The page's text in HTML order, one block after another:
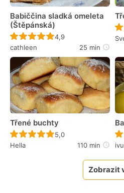
Babiččina sladká omeleta
(Štěpánská)
Recept ještě nebyl
4,9
cathleen
25 min
Třené buchty
Recept ještě nebyl
5,0
Hella
110 min
Zobrazit